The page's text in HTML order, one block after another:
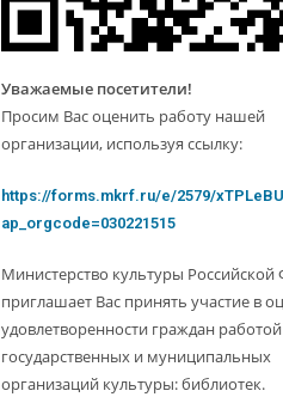
Уважаемые посетители!
Просим Вас оценить работу нашей
организации, используя ссылку:
https://forms.mkrf.ru/e/2579/
ap_orgcode=030221515
Министерство культуры Российской
приглашает Вас принять участие в
удовлетворенности граждан работой
государственных и муниципальных
организаций культуры: библиотек.